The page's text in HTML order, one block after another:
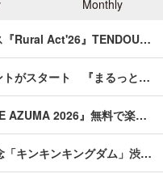
Monthly
『Rural Act'26』TENDOU…
トがスタート 『まるっと…
AZUMA 2026』無料で楽…
「キンキンキングダム」渋…